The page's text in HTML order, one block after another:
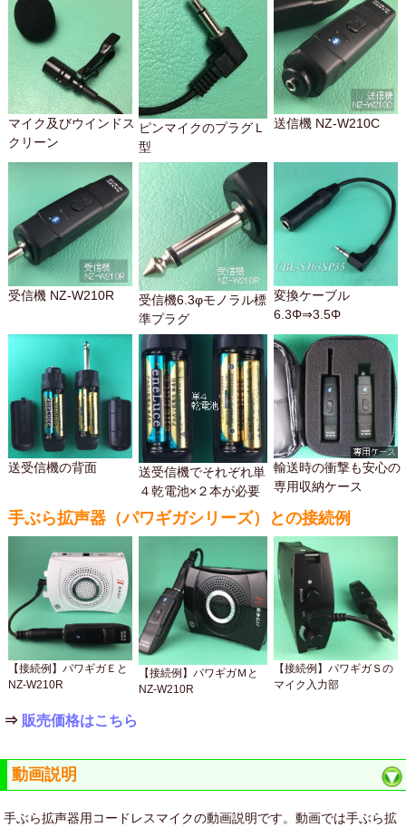
マイク及びウインドス
クリーン
ピンマイクのプラグＬ
型
送信機 NZ-W210C
受信機 NZ-W210R
受信機6.3φモノラル標
準プラグ
変換ケーブル
6.3Φ⇒3.5Φ
送受信機の背面
送受信機でそれぞれ単
４乾電池×２本が必要
輸送時の衝撃も安心の
専用収納ケース
手ぶら拡声器（パワギガシリーズ）との接続例
【接続例】パワギガＥと
NZ-W210R
【接続例】パワギガＭと
NZ-W210R
【接続例】パワギガＳの
マイク入力部
⇒ 販売価格はこちら
動画説明
手ぶら拡声器用コードレスマイクの動画説明です。動画では手ぶら拡